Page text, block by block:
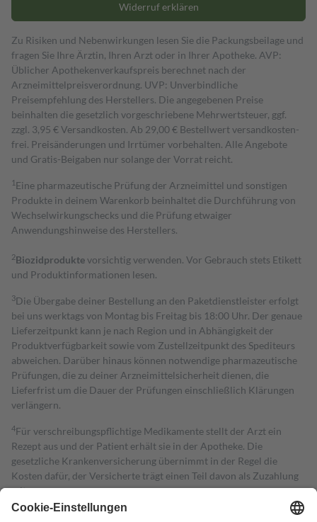
Widerruf erklären
Zu Risiken und Nebenwirkungen lesen Sie die Packungsbeilage und
fragen Sie Ihre Ärztin, Ihren Arzt oder in Ihrer Apotheke. AVP:
Üblicher Apothekenverkaufspreis berechnet nach der
Arzneimittelpreisverordnung. UVP: Unverbindliche
Preisempfehlung des Herstellers. Die angegebenen Preise
beinhalten die gesetzlich vorgeschriebene Mehrwertsteuer, ggf.
zzgl. 3,95 € Versandkosten. Ab 29,00 € Bestell­wert versand­kosten­
frei. Preisänderungen und Irrtümer vorbehalten. Alle Angebote
und Gratis-Beigaben nur solange der Vorrat reicht.
1 Eine pharmazeutische Prüfung der Arzneimittel und sonstigen
Produkte in deinem Warenkorb beinhaltet die Durchführung von
Wechselwirkungschecks und die Prüfung etwaiger
Anwendungshinweise des Herstellers.
2Biozidproduktevorsichtig verwenden. Vor Gebrauch stets Etikett
und Produktinformationen lesen.
3Die Übergabe deiner Bestellung an den Paketdienstleister erfolgt
bei uns werktags von Montag bis Freitag bis 18:00 Uhr. Der genaue
Lieferzeitpunkt kann je nach Region und in Abhängigkeit der
Produktverfügbarkeit sowie vom Zustellzeitpunkt des Spediteurs
abweichen. Darüber hinaus können notwendige pharmazeutische
Prüfungen, die zu deiner Arzneimittelsicherheit dienen, die
Lieferfrist um die Dauer der Prüfungen einschließlich Klärungen
verlängern.
4Für verschreibungspflichtige Medikamente stellt der Arzt ein
Rezept aus und der Patient erhält sie in der Apotheke. Die
gesetzliche Krankenversicherung übernimmt in der Regel die
Kosten dafür, der Versicherte trägt einen Teil davon als Zuzahlung
mit.
Grundsätzlich leisten Mitglieder Zuzahlungen in Höhe von zehn